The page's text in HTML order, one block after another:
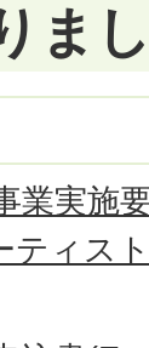
ま
業実施
ティス